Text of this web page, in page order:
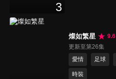
3
燦如繁星
9.6
更新至第26集
愛情
足球
時裝